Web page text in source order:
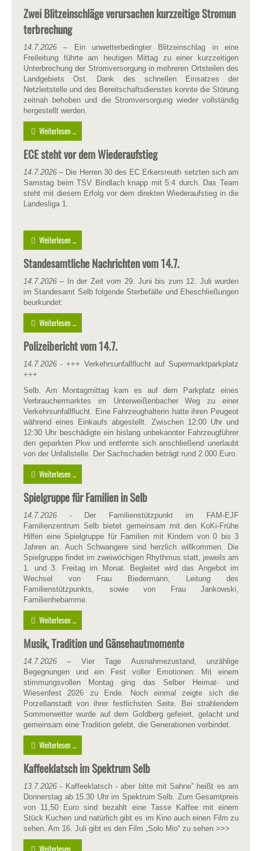
Zwei Blitzeinschläge verursachen kurzzeitige Stromun
terbrechung
14.7.2026 – Ein unwetterbedingter Blitzeinschlag in eine
Freileitung führte am heutigen Mittag zu einer kurzzeitigen
Unterbrechung der Stromversorgung in mehreren Ortsteilen des
Landgebiets Ost. Dank des schnellen Einsatzes der
Netzleitstelle und des Bereitschaftsdienstes konnte die Störung
zeitnah behoben und die Stromversorgung wieder vollständig
hergestellt werden.
Weiterlesen ...
ECE steht vor dem Wiederaufstieg
14.7.2026 – Die Herren 30 des EC Erkersreuth setzten sich am
Samstag beim TSV Bindlach knapp mit 5:4 durch. Das Team
steht mit diesem Erfolg vor dem direkten Wiederaufstieg in die
Landesliga 1.
Weiterlesen ...
Standesamtliche Nachrichten vom 14.7.
14.7.2026 – In der Zeit vom 29. Juni bis zum 12. Juli wurden
im Standesamt Selb folgende Sterbefälle und Eheschließungen
beurkundet:
Weiterlesen ...
Polizeibericht vom 14.7.
14.7.2026 - +++ Verkehrsunfallflucht auf Supermarktparkplatz
+++
Selb. Am Montagmittag kam es auf dem Parkplatz eines
Verbrauchermarktes im Unterweißenbacher Weg zu einer
Verkehrsunfallflucht. Eine Fahrzeughalterin hatte ihren Peugeot
während eines Einkaufs abgestellt. Zwischen 12:00 Uhr und
12:30 Uhr beschädigte ein bislang unbekannter Fahrzeugführer
den geparkten Pkw und entfernte sich anschließend unerlaubt
von der Unfallstelle. Der Sachschaden beträgt rund 2.000 Euro.
Weiterlesen ...
Spielgruppe für Familien in Selb
14.7.2026 - Der Familienstützpunkt im FAM-EJF
Familienzentrum Selb bietet gemeinsam mit den KoKi-Frühe
Hilfen eine Spielgruppe für Familien mit Kindern von 0 bis 3
Jahren an. Auch Schwangere sind herzlich willkommen. Die
Spielgruppe findet im zweiwöchigen Rhythmus statt, jeweils am
1. und 3. Freitag im Monat. Begleitet wird das Angebot im
Wechsel von Frau Biedermann, Leitung des
Familienstützpunkts, sowie von Frau Jankowski,
Familienhebamme.
Weiterlesen ...
Musik, Tradition und Gänsehautmomente
14.7.2026 – Vier Tage Ausnahmezustand, unzählige
Begegnungen und ein Fest voller Emotionen: Mit einem
stimmungsvollen Montag ging das Selber Heimat- und
Wiesenfest 2026 zu Ende. Noch einmal zeigte sich die
Porzellanstadt von ihrer festlichsten Seite. Bei strahlendem
Sommerwetter wurde auf dem Goldberg gefeiert, gelacht und
gemeinsam eine Tradition gelebt, die Generationen verbindet.
Weiterlesen ...
Kaffeeklatsch im Spektrum Selb
13.7.2026 - Kaffeeklatsch - aber bitte mit Sahne” heißt es am
Donnerstag ab 15.30 Uhr im Spektrum Selb. Zum Gesamtpreis
von 11,50 Euro sind bezahlt eine Tasse Kaffee mit einem
Stück Kuchen und natürlich gibt es im Kino auch einen Film zu
sehen. Am 16. Juli gibt es den Film „Solo Mio“ zu sehen >>>
Weiterlesen ...